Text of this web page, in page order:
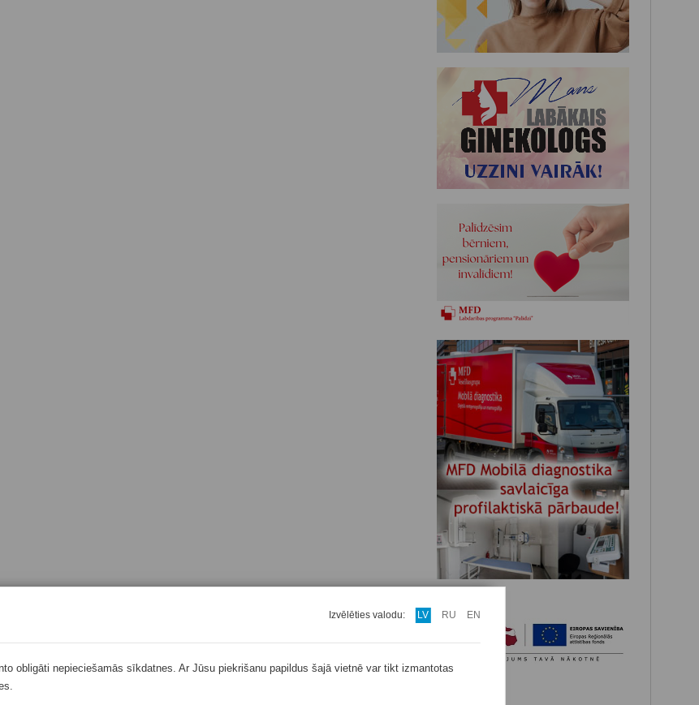
Izvēlēties valodu: LV RU EN
obligāti nepieciešamās sīkdatnes. Ar Jūsu piekrišanu papildus šajā vietnē var tikt izmantotas